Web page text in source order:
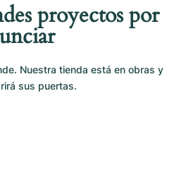
proyectos por
Nuestra tienda está en obras y
sus puertas.